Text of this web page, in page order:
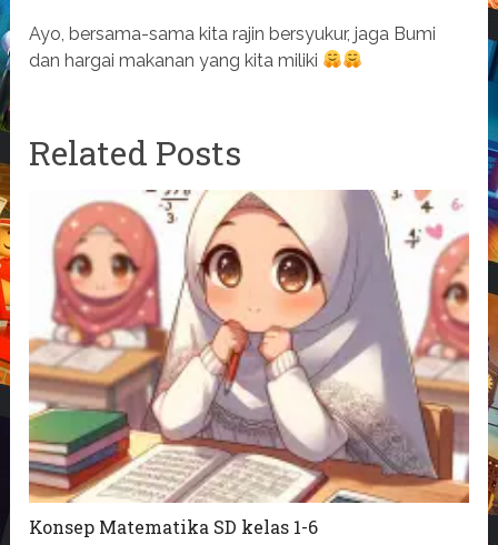
Ayo, bersama-sama kita rajin bersyukur, jaga Bumi
dan hargai makanan yang kita miliki
Related Posts
Konsep Matematika SD kelas 1-6